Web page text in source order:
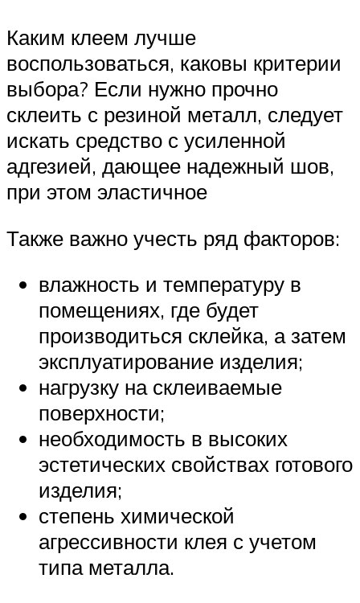
Каким клеем лучше
воспользоваться, каковы критерии
выбора? Если нужно прочно
склеить с резиной металл, следует
искать средство с усиленной
адгезией, дающее надежный шов,
при этом эластичное
Также важно учесть ряд факторов:
влажность и температуру в
помещениях, где будет
производиться склейка, а затем
эксплуатирование изделия;
нагрузку на склеиваемые
поверхности;
необходимость в высоких
эстетических свойствах готового
изделия;
степень химической
агрессивности клея с учетом
типа металла.